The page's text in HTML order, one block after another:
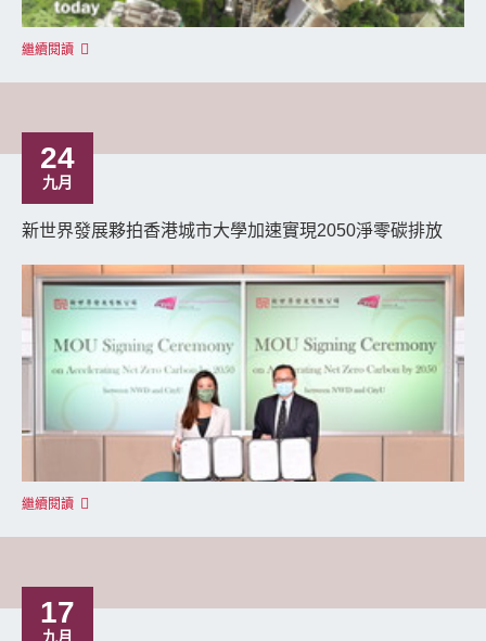
繼續閱讀
24
九月
新世界發展夥拍香港城市大學加速實現2050淨零碳排放
繼續閱讀
17
九月